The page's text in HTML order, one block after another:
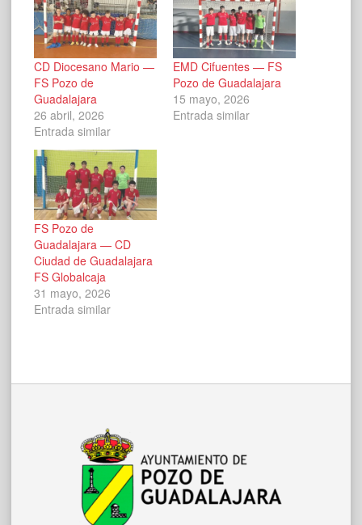
CD Diocesano Mario —
FS Pozo de
Guadalajara
26 abril, 2026
Entrada similar
EMD Cifuentes — FS
Pozo de Guadalajara
15 mayo, 2026
Entrada similar
FS Pozo de
Guadalajara — CD
Ciudad de Guadalajara
FS Globalcaja
31 mayo, 2026
Entrada similar